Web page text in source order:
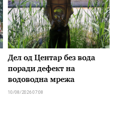
Дел од Центар без вода
поради дефект на
водоводна мрежа
10/08/2026 07:08